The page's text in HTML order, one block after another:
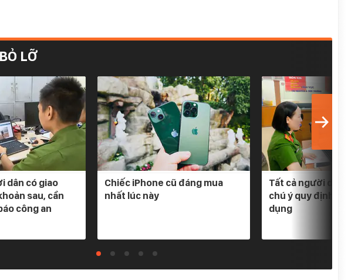
LỠ
dân có giao
sau, cần
công an
Chiếc iPhone cũ đáng mua
nhất lúc này
Tất cả người dân có
chú ý quy định mới
dụng